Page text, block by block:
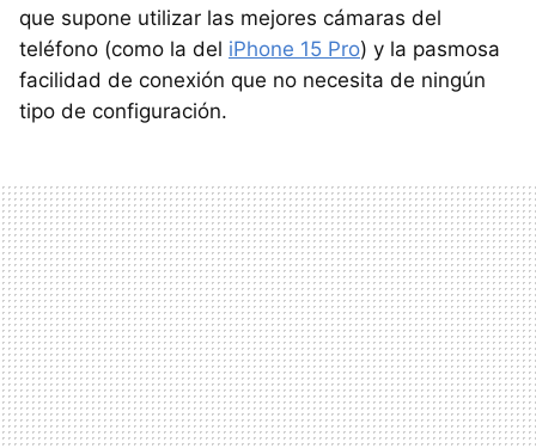
que supone utilizar las mejores cámaras del
teléfono (como la del iPhone 15 Pro) y la pasmosa
facilidad de conexión que no necesita de ningún
tipo de configuración.